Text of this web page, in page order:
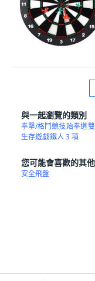
與一起瀏覽的類別
拳擊/格鬥競技跆拳道
生存遊戲鐵人 3 項
您可能會喜歡的其
安全飛盤